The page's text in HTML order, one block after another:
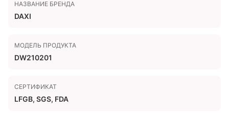
НАЗВАНИЕ БРЕНДА
DAXI
МОДЕЛЬ ПРОДУКТА
DW210201
СЕРТИФИКАТ
LFGB, SGS, FDA